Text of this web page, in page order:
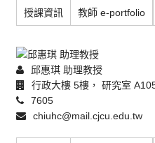
授課資訊 教師 e-portfolio
邱惠琪 助理教授
行政大樓 5樓， 研究室
7605
chiuhc@mail.cjcu.edu.tw